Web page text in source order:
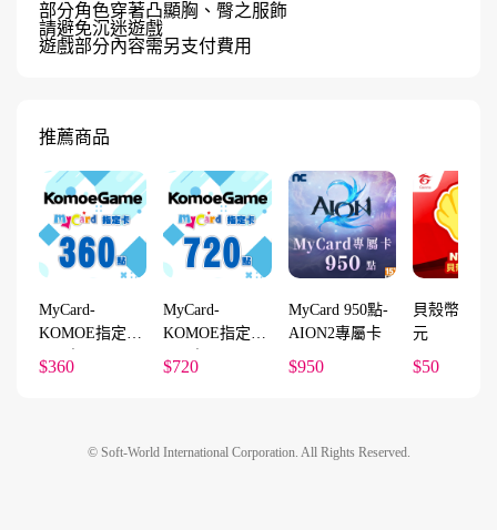
部分角色穿著凸顯胸、臀之服飾
請避免沉迷遊戲
遊戲部分內容需另支付費用
推薦商品
MyCard-
KOMOE指定卡
360點
$360
MyCard-
KOMOE指定卡
720點
$720
MyCard 950點-
AION2專屬卡
$950
貝殼幣序號
元
$50
© Soft-World International Corporation. All Rights Reserved.